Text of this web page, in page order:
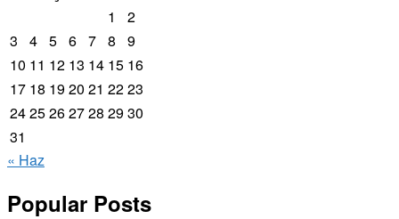
1
2
3
4 5 6 7 8
9
10 11 12 13 14 15 16
17 18 1920 21 2223
2425262728 2930
31
« Haz
Popular Posts